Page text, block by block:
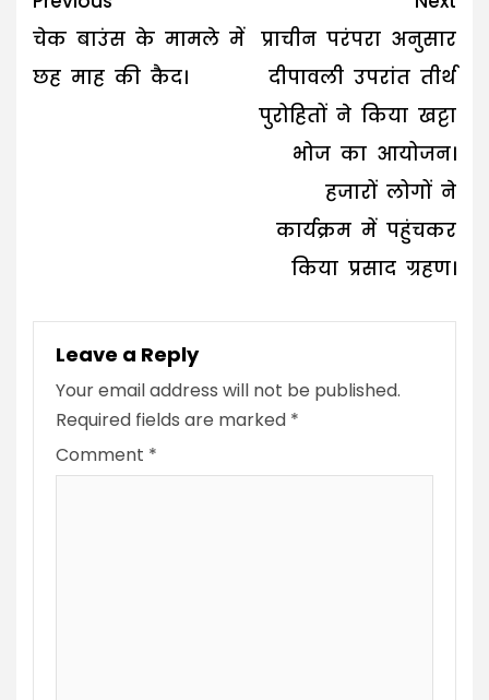
navigation
चेक बाउंस के मामले में
छह माह की कैद।
प्राचीन परंपरा अनुसार
दीपावली उपरांत तीर्थ
पुरोहितों ने किया खट्टा
भोज का आयोजन।
हजारों लोगों ने
कार्यक्रम में पहुंचकर
किया प्रसाद ग्रहण।
Leave a Reply
Your email address will not be published.
Required fields are marked *
Comment *